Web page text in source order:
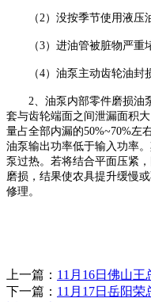
（2）没按季节使用液压
（3）进油管被脏物严重
（4）油泵主动齿轮油封
2、油泵内部零件磨损油
套与齿轮端面之间泄漏面积
量占全部内漏的50%~70%左
油泵输出功率低于输入功率
泵过热。若将结合平面压紧
磨损，结果使农具提升缓慢
修理。
上一篇： 11月16日佛山
下一篇： 11月17日岳阳荣